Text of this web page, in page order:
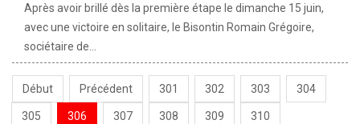
Après avoir brillé dès la première étape le dimanche 15 juin,
avec une victoire en solitaire, le Bisontin Romain Grégoire,
sociétaire de...
Début Précédent 301 302 303 304
305 306 307 308 309 310